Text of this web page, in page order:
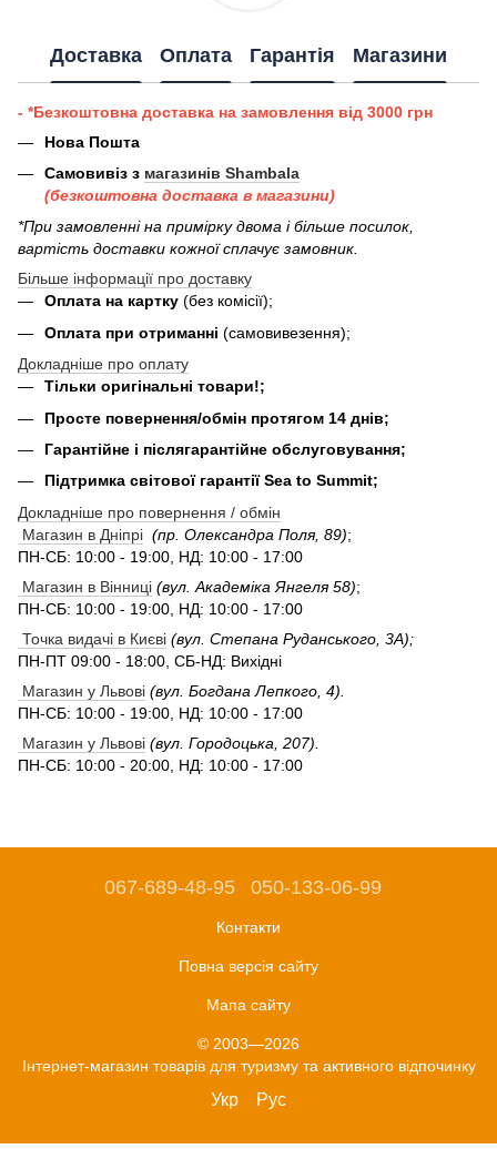
Доставка Оплата Гарантія Магазини
- *Безкоштовна доставка на замовлення від 3000 грн
Нова Пошта
Самовивіз з магазинів Shambala
(безкоштовна доставка в магазини)
*При замовленні на примірку двома і більше посилок,
вартість доставки кожної сплачує замовник.
Більше інформації про доставку
Оплата на картку (без комісії);
Оплата при отриманні (самовивезення);
Докладніше про оплату
Тільки оригінальні товари!;
Просте повернення/обмін протягом 14 днів;
Гарантійне і післягарантійне обслуговування;
Підтримка світової гарантії Sea to Summit;
Докладніше про повернення / обмін
Магазин в Дніпрі (пр. Олександра Поля, 89);
ПН-СБ: 10:00 - 19:00, НД: 10:00 - 17:00
Магазин в Вінниці (вул. Академіка Янгеля 58);
ПН-СБ: 10:00 - 19:00, НД: 10:00 - 17:00
Точка видачі в Києві (вул. Степана Руданського, 3А);
ПН-ПТ 09:00 - 18:00, СБ-НД: Вихідні
Магазин у Львові (вул. Богдана Лепкого, 4).
ПН-СБ: 10:00 - 19:00, НД: 10:00 - 17:00
Магазин у Львові (вул. Городоцька, 207).
ПН-СБ: 10:00 - 20:00, НД: 10:00 - 17:00
067-689-48-95 050-133-06-99
Контакти
Повна версія сайту
Мапа сайту
© 2003—2026
Інтернет-магазин товарів для туризму та активного відпочинку
Укр Рус